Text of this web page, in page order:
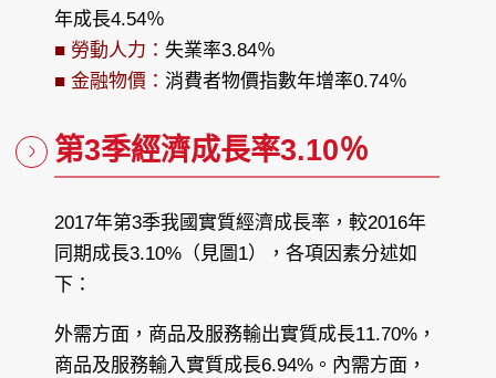
年成長4.54％
■ 勞動人力： 失業率3.84％
■ 金融物價： 消費者物價指數年增率0.74％
第3季經濟成長率3.10％
2017年第3季我國實質經濟成長率，較2016年
同期成長3.10%（見圖1），各項因素分述如
下：
外需方面，商品及服務輸出實質成長11.70%，
商品及服務輸入實質成長6.94%。內需方面，